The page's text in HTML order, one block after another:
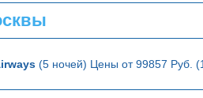
(5 ночей) Цены от 99857 Руб.